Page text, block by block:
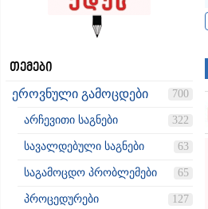
თემები
ეროვნული გამოცდები 700
არჩევითი საგნები 322
სავალდებული საგნები 63
საგამოცდო პრობლემები 65
პროცედურები 127